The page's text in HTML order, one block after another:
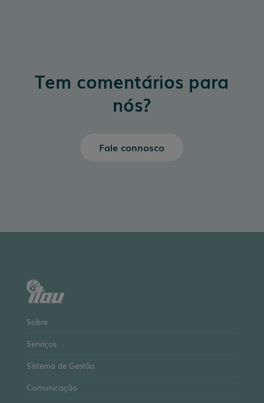
Tem comentários para
nós?
Fale connosco
Sobre
Serviços
Sistema de Gestão
Comunicação